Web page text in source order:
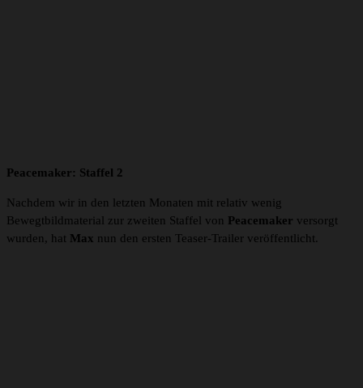
Peacemaker: Staffel 2
Nachdem wir in den letzten Monaten mit relativ wenig
Bewegtbildmaterial zur zweiten Staffel von Peacemaker versorgt
wurden, hat Max nun den ersten Teaser-Trailer veröffentlicht.